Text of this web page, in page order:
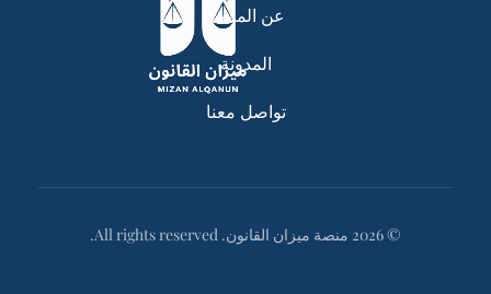
عن المنصة
المدونة
تواصل معنا
© 2026 منصة ميزان القانون. All rights reserved.